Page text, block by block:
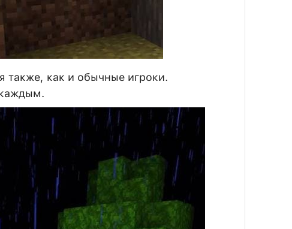
также, как и обычные игроки.
каждым.